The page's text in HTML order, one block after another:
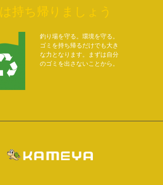
持ち帰りましょう
釣り場を守る。環境を守る。
ゴミを持ち帰るだけでも大き
な力となります。まずは自分
のゴミを出さないことから。